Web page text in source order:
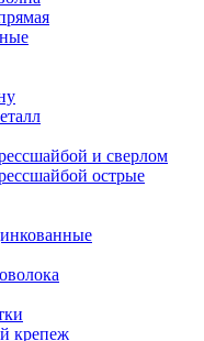
и сверлом
острые
крепеж